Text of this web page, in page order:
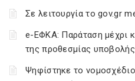
Σε λειτουργία το gov.gr
e-ΕΦΚΑ: Παράταση μέχρι
της προθεσμίας
Ψηφίστηκε το